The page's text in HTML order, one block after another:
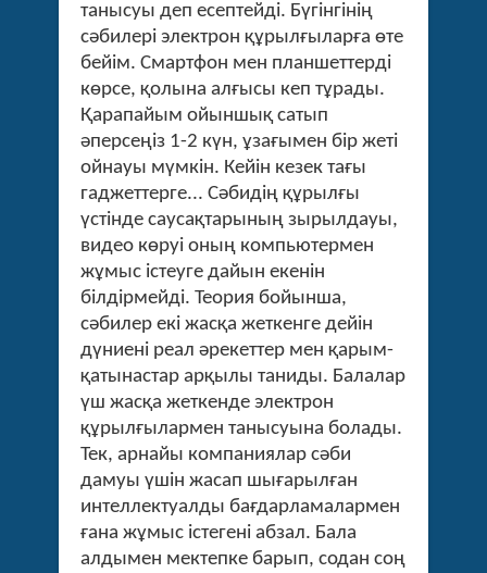
танысуы деп есептейді. Бүгінгінің
сәбилері электрон құрылғыларға өте
бейім. Смартфон мен планшеттерді
көрсе, қолына алғысы кеп тұрады.
Қарапайым ойыншық сатып
әперсеңіз 1-2 күн, ұзағымен бір жеті
ойнауы мүмкін. Кейін кезек тағы
гаджеттерге... Сәбидің құрылғы
үстінде саусақтарының зырылдауы,
видео көруі оның компьютермен
жұмыс істеуге дайын екенін
білдірмейді. Теория бойынша,
сәбилер екі жасқа жеткенге дейін
дүниені реал әрекеттер мен қарым-
қатынастар арқылы таниды. Балалар
үш жасқа жеткенде электрон
құрылғылармен танысуына болады.
Тек, арнайы компаниялар сәби
дамуы үшін жасап шығарылған
интеллектуалды бағдарламалармен
ғана жұмыс істегені абзал. Бала
алдымен мектепке барып, содан соң